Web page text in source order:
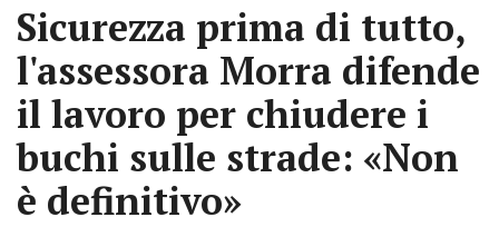
Sicurezza prima di tutto,
l'assessora Morra difende
il lavoro per chiudere i
buchi sulle strade: «Non
è definitivo»